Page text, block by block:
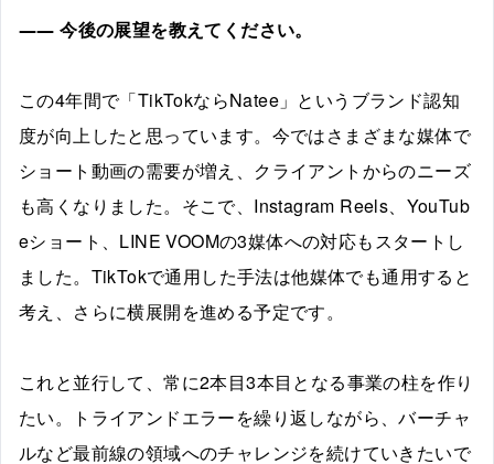
――今後の展望を教えてください。
この4年間で「TikTokならNatee」というブランド認知
度が向上したと思っています。今ではさまざまな媒体で
ショート動画の需要が増え、クライアントからのニーズ
も高くなりました。そこで、Instagram Reels、YouTub
eショート、LINE VOOMの3媒体への対応もスタートし
ました。TikTokで通用した手法は他媒体でも通用すると
考え、さらに横展開を進める予定です。
これと並行して、常に2本目3本目となる事業の柱を作り
たい。トライアンドエラーを繰り返しながら、バーチャ
ルなど最前線の領域へのチャレンジを続けていきたいで